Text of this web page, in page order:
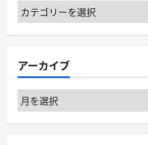
カ
テ
ー
アーカイブ
ア
ー